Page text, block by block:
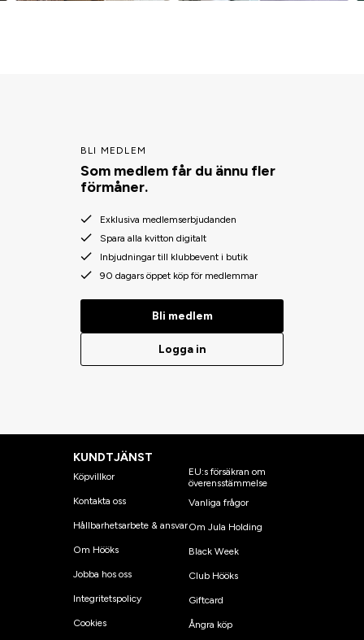
BLI MEDLEM
Som medlem får du ännu fler
förmåner.
Exklusiva medlemserbjudanden
Spara alla kvitton digitalt
Inbjudningar till klubbevent i butik
90 dagars öppet köp för medlemmar
Bli medlem
Logga in
KUNDTJÄNST
Köpvillkor
Kontakta oss
Hållbarhetsarbete & ansvar
Om Hööks
Jobba hos oss
Integritetspolicy
Cookies
EU:s försäkran om
överensstämmelse
Vanliga frågor
Om Jula Holding
Black Week
Club Hööks
Giftcard
Ångra köp